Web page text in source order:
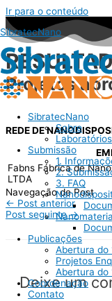
Ir para o conteúdo
SibratecNano
SibratecNano
Sobre
Laboratórios
Submissão
1.
2.
3. FAQ
Publicações
Abertura do
Projetos
Abertura do
Coordenação
Contato
Projetos
REDE DE
Fabns Fábrica de
LTDA
Navegação de Post
← Post anterior
Post seguinte→
Deixe um